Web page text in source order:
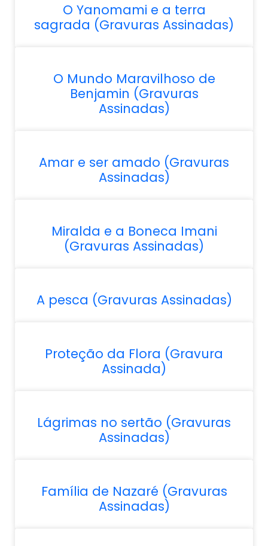
O Yanomami e a terra
sagrada (Gravuras Assinadas)
O Mundo Maravilhoso de
Benjamin (Gravuras
Assinadas)
Amar e ser amado (Gravuras
Assinadas)
Miralda e a Boneca Imani
(Gravuras Assinadas)
A pesca (Gravuras Assinadas)
Proteção da Flora (Gravura
Assinada)
Lágrimas no sertão (Gravuras
Assinadas)
Família de Nazaré (Gravuras
Assinadas)